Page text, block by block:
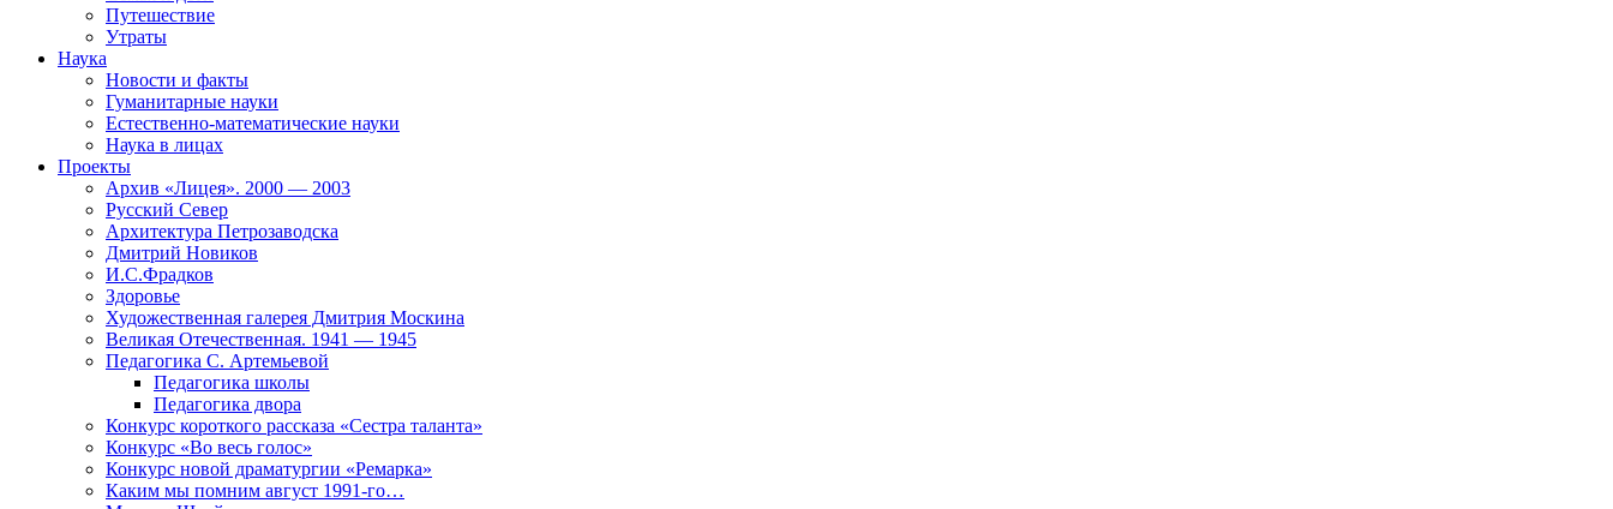
Путешествие
Утраты
Наука
Новости и факты
Гуманитарные науки
Естественно-математические науки
Наука в лицах
Проекты
Архив «Лицея». 2000 — 2003
Русский Север
Архитектура Петрозаводска
Дмитрий Новиков
И.С.Фрадков
Здоровье
Художественная галерея Дмитрия Москина
Великая Отечественная. 1941 — 1945
Педагогика С. Артемьевой
Педагогика школы
Педагогика двора
Конкурс короткого рассказа «Сестра таланта»
Конкурс «Во весь голос»
Конкурс новой драматургии «Ремарка»
Каким мы помним август 1991-го…